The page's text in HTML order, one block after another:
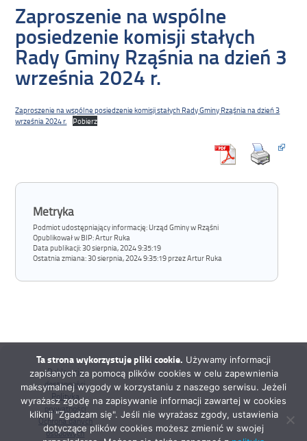
Zaproszenie na wspólne
posiedzenie komisji stałych
Rady Gminy Rząśnia na dzień 3
września 2024 r.
Zaproszenie na wspólne posiedzenie komisji stałych Rady Gminy Rząśnia na dzień 3
września 2024 r.
Pobierz
Metryka
Podmiot udostępniający informację: Urząd Gminy w Rząśni
Opublikował w BIP:Artur Ruka
Data publikacji:30 sierpnia, 2024 9:35:19
Ostatnia zmiana:30 sierpnia, 2024 9:35:19 przez Artur Ruka
Deklaracja
dostępności
Polityka
prywatności
Ochrona danych
osobowych
Ta strona wykorzystuje pliki cookie. Używamy informacji
zapisanych za pomocą plików cookies w celu zapewnienia
maksymalnej wygody w korzystaniu z naszego serwisu. Jeżeli
wyrażasz zgodę na zapisywanie informacji zawartej w cookies
kliknij "Zgadzam się". Jeśli nie wyrażasz zgody, ustawienia
dotyczące plików cookies możesz zmienić w swojej